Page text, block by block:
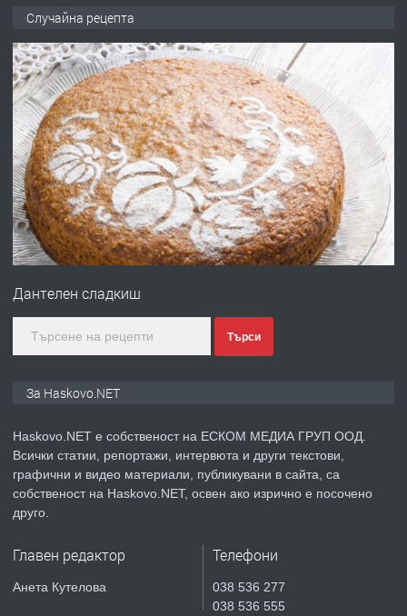
градската градина!
преди 2 дни
ПРЕДЛАГА
ПРОСТОРЕН ТРИСТАЕН
АПАРТАМЕНТ В НОВА СГРАДА КВ.
КУБА
преди 2 дни
ПРЕДЛАГА
Продавам парцел в гр. Хасково кв.
преди 2 дни
ПРЕДЛАГА
№4119 Едностаен обзаведен
Случайна рецепта
Дантелен сладкиш
Търси
За Haskovo.NET
Haskovo.NET е собственост на ЕСКОМ МЕДИА ГРУП ООД.
Всички статии, репортажи, интервюта и други текстови,
графични и видео материали, публикувани в сайта, са
собственост на Haskovo.NET, освен ако изрично е посочено
друго.
Главен редактор
Анета Кутелова
Телефони
038 536 277
038 536 555